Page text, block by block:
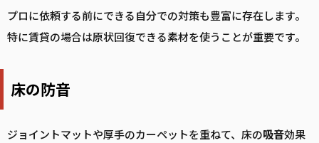
プロに依頼する前にできる自分での対策も豊富に存在します。
特に賃貸の場合は原状回復できる素材を使うことが重要です。
床の防音
ジョイントマットや厚手のカーペットを重ねて、床の吸音効果